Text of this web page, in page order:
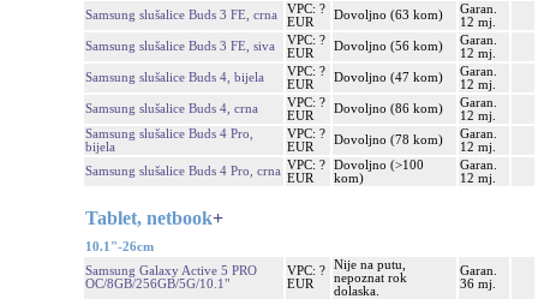
Samsung slušalice Buds 3 FE, crna
VPC: ?
EUR
Dovoljno (63 kom)
Garan.
12 mj.
Samsung slušalice Buds 3 FE, siva
VPC: ?
EUR
Dovoljno (56 kom)
Garan.
12 mj.
Samsung slušalice Buds 4, bijela
VPC: ?
EUR
Dovoljno (47 kom)
Garan.
12 mj.
Samsung slušalice Buds 4, crna
VPC: ?
EUR
Dovoljno (86 kom)
Garan.
12 mj.
Samsung slušalice Buds 4 Pro,
bijela
VPC: ?
EUR
Dovoljno (78 kom)
Garan.
12 mj.
Samsung slušalice Buds 4 Pro, crna VPC: ?
EUR
Dovoljno (>100
kom)
Garan.
12 mj.
Tablet, netbook+
10.1"-26cm
Samsung Galaxy Active 5 PRO
OC/8GB/256GB/5G/10.1"
VPC: ?
EUR
Nije na putu,
nepoznat rok
dolaska.
Garan.
36 mj.